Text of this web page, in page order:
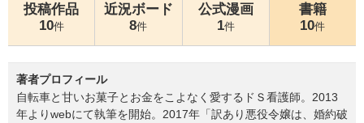
投稿作品
10件
近況ボード
8件
公式漫画
1件
書籍
10件
著者プロフィール
自転車と甘いお菓子とお金をこよなく愛するドＳ看護師。2013
年よりwebにて執筆を開始。2017年「訳あり悪役令嬢は、婚約破